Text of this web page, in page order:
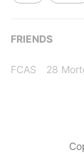
FRIENDS
FCAS 28